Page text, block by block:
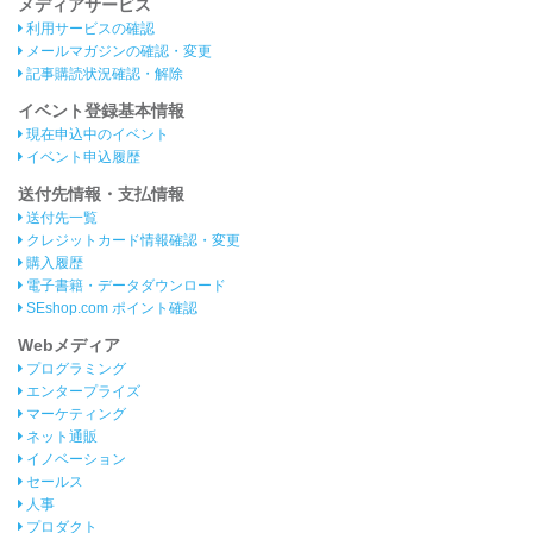
メディアサービス
利用サービスの確認
メールマガジンの確認・変更
記事購読状況確認・解除
イベント登録基本情報
現在申込中のイベント
イベント申込履歴
送付先情報・支払情報
送付先一覧
クレジットカード情報確認・変更
購入履歴
電子書籍・データダウンロード
SEshop.com ポイント確認
Webメディア
プログラミング
エンタープライズ
マーケティング
ネット通販
イノベーション
セールス
人事
プロダクト